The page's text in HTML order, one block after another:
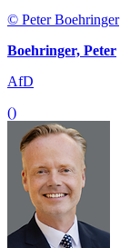
© Peter Boehringer
Boehringer, Peter
AfD
()